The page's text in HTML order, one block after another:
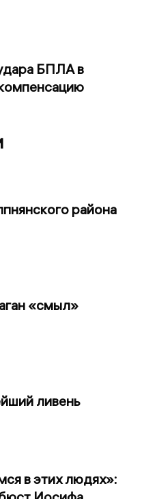
БПЛА в
района
«смыл»
ливень
в этих людях»: